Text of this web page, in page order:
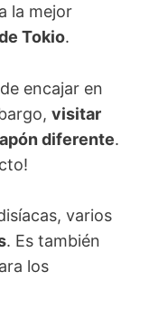
la mejor
Tokio.
encajar en
visitar
diferente.
varios
. Es también
los